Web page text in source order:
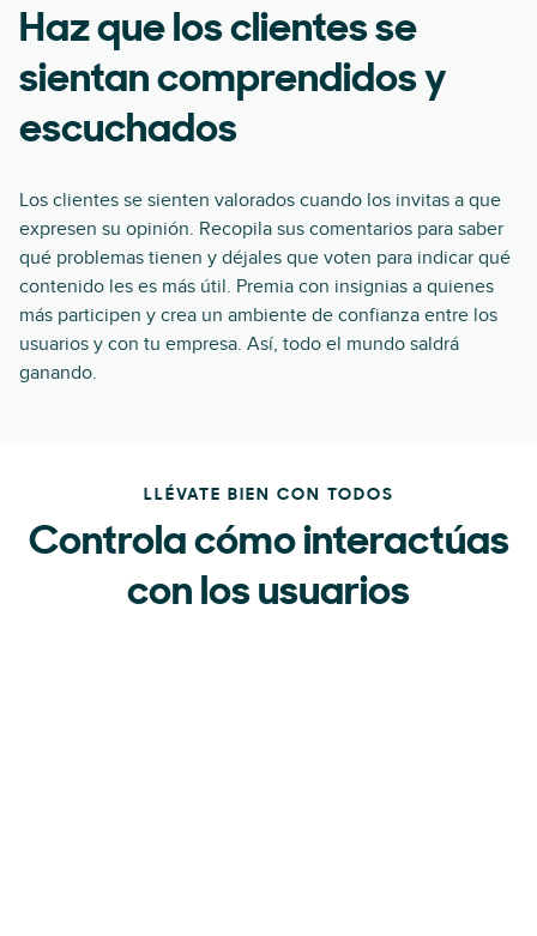
Haz que los clientes se
sientan comprendidos y
escuchados
Los clientes se sienten valorados cuando los invitas a que
expresen su opinión. Recopila sus comentarios para saber
qué problemas tienen y déjales que voten para indicar qué
contenido les es más útil. Premia con insignias a quienes
más participen y crea un ambiente de confianza entre los
usuarios y con tu empresa. Así, todo el mundo saldrá
ganando.
LLÉVATE BIEN CON TODOS
Controla cómo interactúas
con los usuarios